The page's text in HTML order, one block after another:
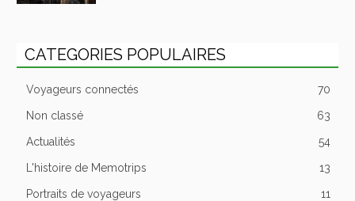
CATEGORIES POPULAIRES
Voyageurs connectés 70
Non classé 63
Actualités 54
L'histoire de Memotrips 13
Portraits de voyageurs 11